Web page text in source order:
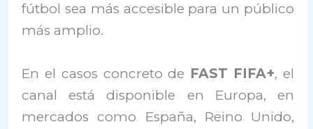
fútbol sea más accesible para un público
más amplio.
En el casos concreto de FAST FIFA+, el
canal está disponible en Europa, en
mercados como España, Reino Unido,